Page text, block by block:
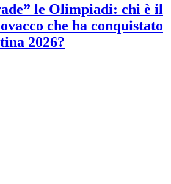
le Olimpiadi: chi è il
che ha conquistato
2026?